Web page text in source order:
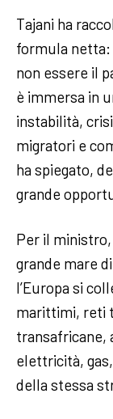
Tajani ha
formula netta:
non essere il
è immersa in
instabilità,
migratori e
ha spiegato,
grande
Per il
grande mare
l’Europa si
marittimi, reti
transafricane,
elettricità,
della stessa